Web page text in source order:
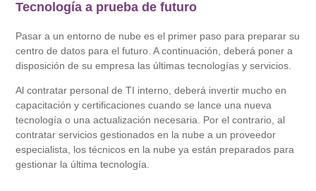
Tecnología a prueba de futuro
Pasar a un entorno de nube es el primer paso para preparar su
centro de datos para el futuro. A continuación, deberá poner a
disposición de su empresa las últimas tecnologías y servicios.
Al contratar personal de TI interno, deberá invertir mucho en
capacitación y certificaciones cuando se lance una nueva
tecnología o una actualización necesaria. Por el contrario, al
contratar servicios gestionados en la nube a un proveedor
especialista, los técnicos en la nube ya están preparados para
gestionar la última tecnología.